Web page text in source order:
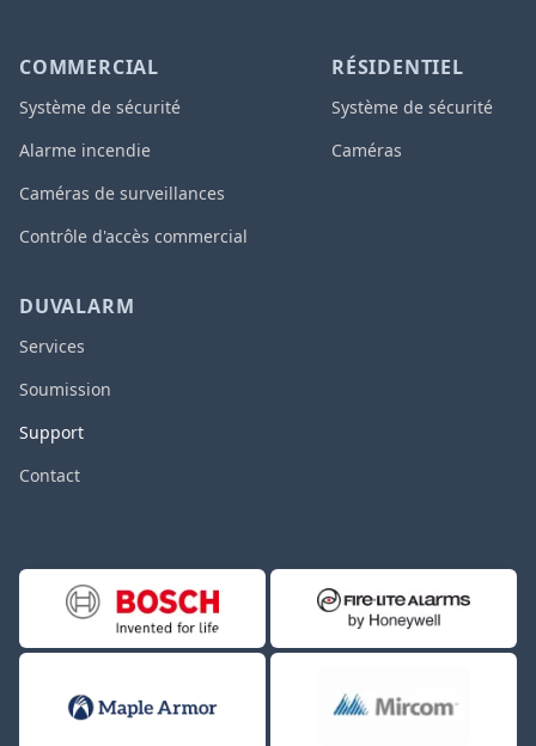
COMMERCIAL
Système de sécurité
Alarme incendie
Caméras de surveillances
Contrôle d'accès commercial
RÉSIDENTIEL
Système de sécurité
Caméras
DUVALARM
Services
Soumission
Support
Contact